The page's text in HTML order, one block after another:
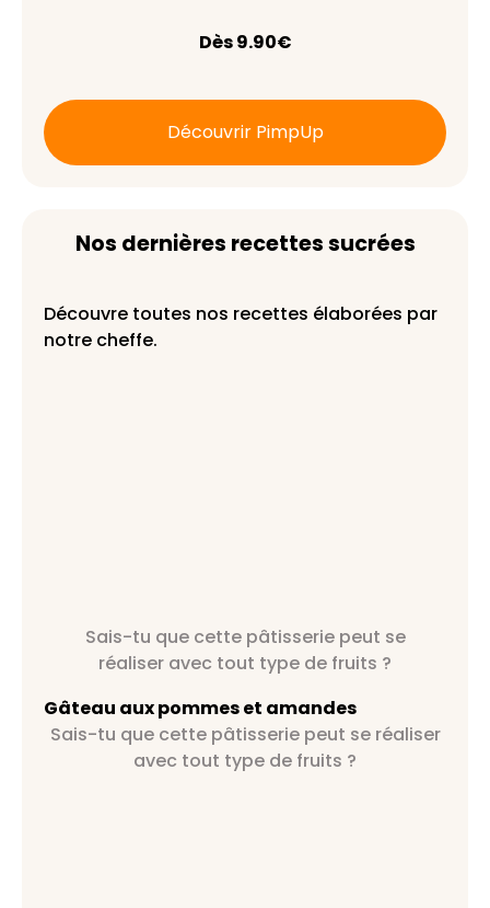
Dès 9.90€
Découvrir PimpUp
Nos dernières recettes sucrées
Découvre toutes nos recettes élaborées par
notre cheffe.
Sais-tu que cette pâtisserie peut se
réaliser avec tout type de fruits ?
Gâteau aux pommes et amandes
Sais-tu que cette pâtisserie peut se réaliser
avec tout type de fruits ?